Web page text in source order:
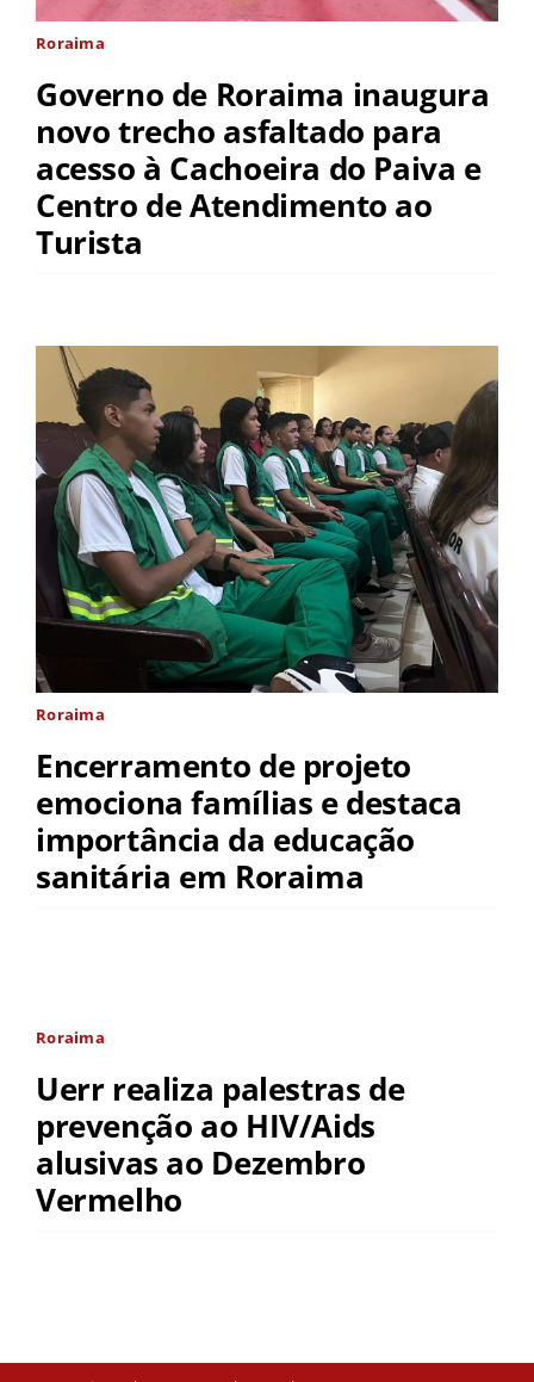
Roraima
Governo de Roraima inaugura
novo trecho asfaltado para
acesso à Cachoeira do Paiva e
Centro de Atendimento ao
Turista
Roraima
Encerramento de projeto
emociona famílias e destaca
importância da educação
sanitária em Roraima
Roraima
Uerr realiza palestras de
prevenção ao HIV/Aids
alusivas ao Dezembro
Vermelho